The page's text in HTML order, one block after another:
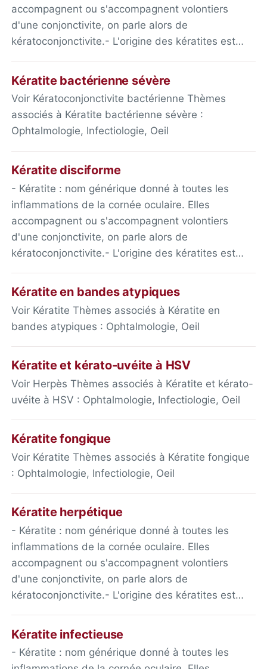
accompagnent ou s'accompagnent volontiers
d'une conjonctivite, on parle alors de
kératoconjonctivite.- L'origine des kératites est…
Kératite bactérienne sévère
Voir Kératoconjonctivite bactérienne Thèmes
associés à Kératite bactérienne sévère :
Ophtalmologie, Infectiologie, Oeil
Kératite disciforme
- Kératite : nom générique donné à toutes les
inflammations de la cornée oculaire. Elles
accompagnent ou s'accompagnent volontiers
d'une conjonctivite, on parle alors de
kératoconjonctivite.- L'origine des kératites est…
Kératite en bandes atypiques
Voir Kératite Thèmes associés à Kératite en
bandes atypiques : Ophtalmologie, Oeil
Kératite et kérato-uvéite à HSV
Voir Herpès Thèmes associés à Kératite et kérato-
uvéite à HSV : Ophtalmologie, Infectiologie, Oeil
Kératite fongique
Voir Kératite Thèmes associés à Kératite fongique
: Ophtalmologie, Infectiologie, Oeil
Kératite herpétique
- Kératite : nom générique donné à toutes les
inflammations de la cornée oculaire. Elles
accompagnent ou s'accompagnent volontiers
d'une conjonctivite, on parle alors de
kératoconjonctivite.- L'origine des kératites est…
Kératite infectieuse
- Kératite : nom générique donné à toutes les